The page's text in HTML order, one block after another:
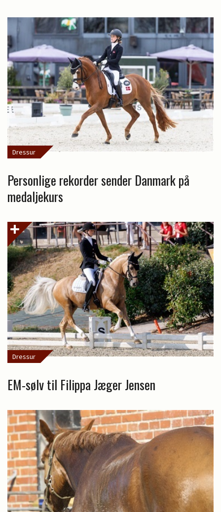
Dressur
Personlige rekorder sender Danmark på
medaljekurs
Dressur
EM-sølv til Filippa Jæger Jensen